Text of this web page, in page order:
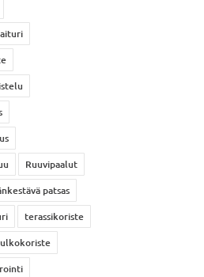
Ruuvipaalut
patsas
terassikoriste
ulkokoriste